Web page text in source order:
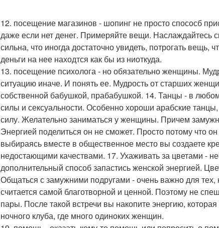
12. посещение магазинов - шопинг не просто спососб
даже если нет денег. Примеряйте вещи. Наслаждайтесь
сильна, что иногда достаточно увидеть, потрогать
деньги на нее находтся как бы из ниоткуда.
13. посещение психолога - но обязательно женщины.
ситуацию иначе. И понять ее. Мудрость от старших
собственной бабушкой, прабабушкой. 14. Танцы - в
силы и сексуальности. Особенно хороши арабские
силу. Желательно заниматься у женщины. Причем
Энергией поделиться он не сможет. Просто потому что
выбираясь вместе в общественное место вы создаете
недостающими качествами. 17. Ухаживать за цветами -
дополнительный способ запастись женской энергией.
Общаться с замужними подругами - очень важно для
считается самой благотворной и ценной. Поэтому не
пары. После такой встречи вы накопите энергию,
ночного клуба, где много одиноких женщин.